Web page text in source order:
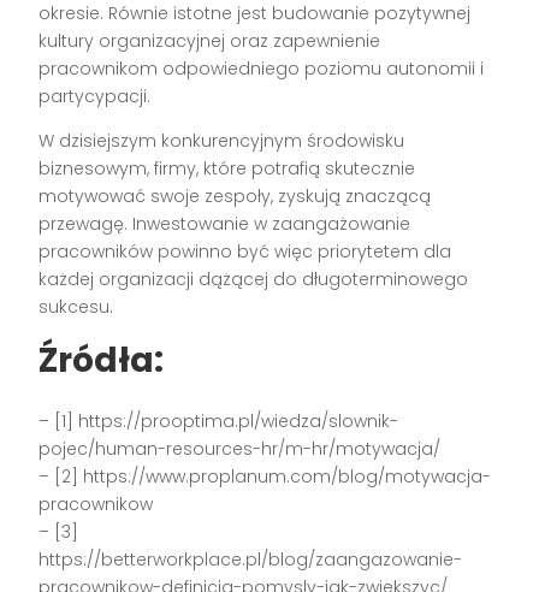
okresie. Równie istotne jest budowanie pozytywnej
kultury organizacyjnej oraz zapewnienie
pracownikom odpowiedniego poziomu autonomii i
partycypacji.
W dzisiejszym konkurencyjnym środowisku
biznesowym, firmy, które potrafią skutecznie
motywować swoje zespoły, zyskują znaczącą
przewagę. Inwestowanie w zaangażowanie
pracowników powinno być więc priorytetem dla
każdej organizacji dążącej do długoterminowego
sukcesu.
Źródła:
– [1] https://prooptima.pl/wiedza/slownik-
pojec/human-resources-hr/m-hr/motywacja/
– [2] https://www.proplanum.com/blog/motywacja-
pracownikow
– [3]
https://betterworkplace.pl/blog/zaangazowanie-
pracownikow-definicja-pomysly-jak-zwiekszyc/